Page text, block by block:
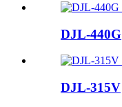
DJL-440G
DJL-315V